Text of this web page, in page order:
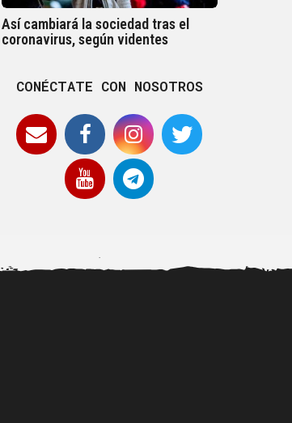
Así cambiará la sociedad tras el
coronavirus, según videntes
CONÉCTATE CON NOSOTROS